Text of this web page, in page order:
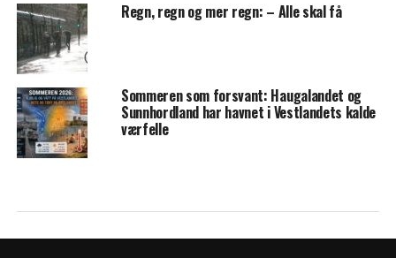
Regn, regn og mer regn: – Alle skal få
Sommeren som forsvant: Haugalandet og
Sunnhordland har havnet i Vestlandets kalde
værfelle